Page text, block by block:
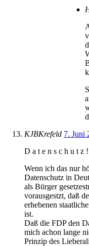
KJBKrefeld 7. Juni
D a t e n s c h u t z
Wenn ich das nur
Datenschutz in
als Bürger
vorausgestzt, daß
erhebenen
ist.
Daß die FDP den
mich achon lange
Prinzip des